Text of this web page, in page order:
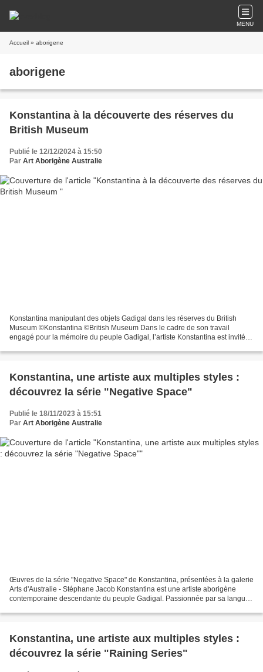
MENU
Accueil » aborigene
aborigene
Konstantina à la découverte des réserves du
British Museum
Publié le 12/12/2024 à 15:50
Par Art Aborigène Australie
Konstantina manipulant des objets Gadigal dans les réserves du British
Museum ©Konstantina ©British Museum Dans le cadre de son travail
engagé pour la mémoire du peuple Gadigal, l’artiste Konstantina est invitée
Konstantina, une artiste aux multiples styles :
découvrez la série "Negative Space"
Publié le 18/11/2023 à 15:51
Par Art Aborigène Australie
Œuvres de la série "Negative Space" de Konstantina, présentées à la galerie
Arts d'Australie - Stéphane Jacob Konstantina est une artiste aborigène
contemporaine descendante du peuple Gadigal. Passionnée par sa langue,
Konstantina, une artiste aux multiples styles :
découvrez la série "Raining Series"